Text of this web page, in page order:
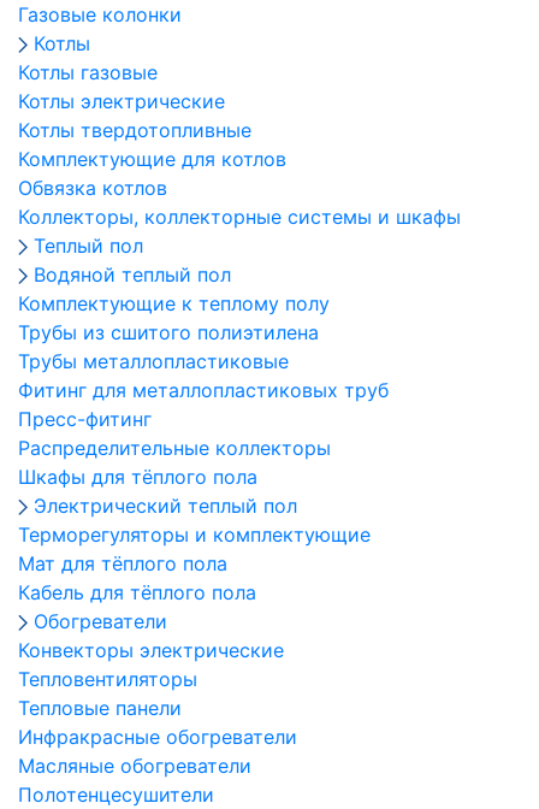
Газовые колонки
Котлы
Котлы газовые
Котлы электрические
Котлы твердотопливные
Комплектующие для котлов
Обвязка котлов
Коллекторы, коллекторные системы и шкафы
Теплый пол
Водяной теплый пол
Комплектующие к теплому полу
Трубы из сшитого полиэтилена
Трубы металлопластиковые
Фитинг для металлопластиковых труб
Пресс-фитинг
Распределительные коллекторы
Шкафы для тёплого пола
Электрический теплый пол
Терморегуляторы и комплектующие
Мат для тёплого пола
Кабель для тёплого пола
Обогреватели
Конвекторы электрические
Тепловентиляторы
Тепловые панели
Инфракрасные обогреватели
Масляные обогреватели
Полотенцесушители